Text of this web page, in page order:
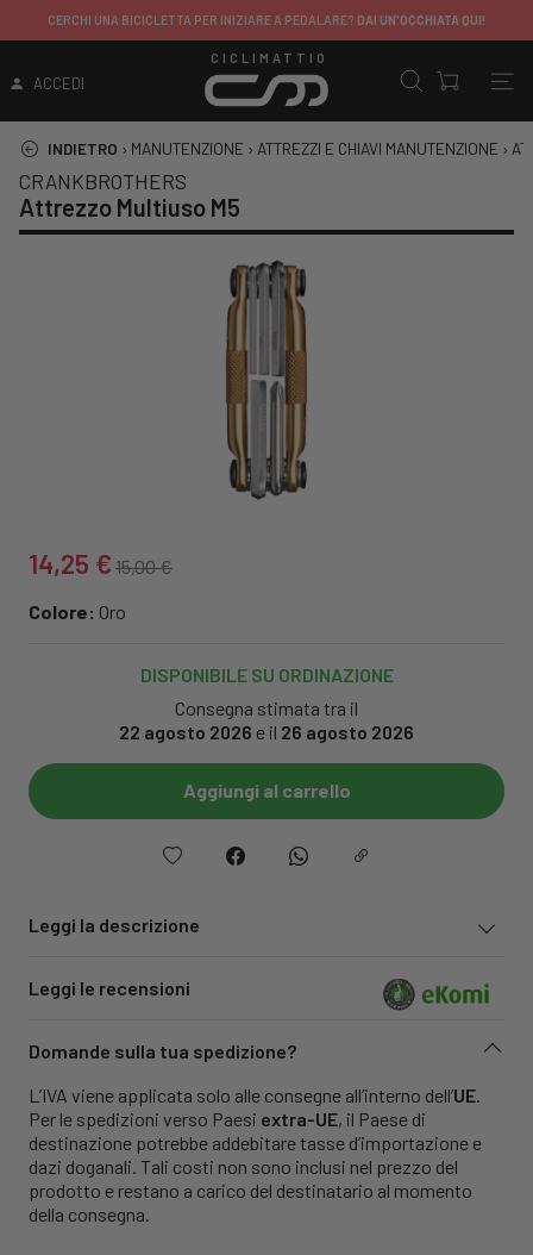
CERCHI UNA BICICLETTA PER INIZIARE A PEDALARE? DAI UN'OCCHIATA QUI!
ACCEDI
CICLIMATTIO
INDIETRO › MANUTENZIONE › ATTREZZI E CHIAVI MANUTENZIONE ›
CRANKBROTHERS
Attrezzo Multiuso M5
14,25 € 15,00 €
Colore: Oro
DISPONIBILE SU ORDINAZIONE
Consegna stimata tra il
22 agosto 2026 e il 26 agosto 2026
Aggiungi al carrello
Leggi la descrizione
Leggi le recensioni
Domande sulla tua spedizione?
L’IVA viene applicata solo alle consegne all’interno dell’UE
Per le spedizioni verso Paesi extra-UE, il Paese di
destinazione potrebbe addebitare tasse d’importazione e
dazi doganali. Tali costi non sono inclusi nel prezzo del
prodotto e restano a carico del destinatario al momento
della consegna.